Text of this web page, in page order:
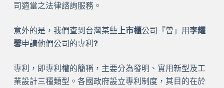
司適當之法律諮詢服務。
意外的是，我們查到台灣某些上市櫃公司『曾」用李耀
馨申請他們公司的專利 ?
專利，即專利權的簡稱，主要分為發明、實用新型及工
業設計三種類型。各國政府設立專利制度，其目的在於